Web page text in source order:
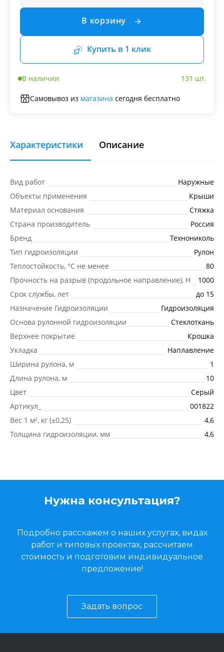
В корзину
Купить в 1 клик
В наличии 131 шт.
Самовывоз из магазина сегодня бесплатно
Характеристики Описание
Вид работ
Наружные
Объекты применения
Крыши
Материал основания
Стяжка
Страна производитель
Россия
Бренд
Технониколь
Тип гидроизоляции
Рулон
Теплостойкость, °С не менее
80
Прочность на разрыв (продольное направление), Н
1000
Срок службы, лет
до 15
Назначение Гидроизоляции
Гидроизоляция
Основа рулонной гидроизоляции
Стеклоткань
Верхнее покрытие
Крошка
Укладка
Наплавление
Ширина рулона, м
1
Длина рулона, м
10
Цвет
Серый
Артикул_
001822
Вес 1 м², кг (±0,25)
4,6
Толщина гидроизоляции, мм
4,6
Нужна консультация?
Подробно расскажем о наших услугах, видах
работ и типовых проектах, рассчитаем
стоимость и подготовим индивидуальное
предложение!
Задать вопрос